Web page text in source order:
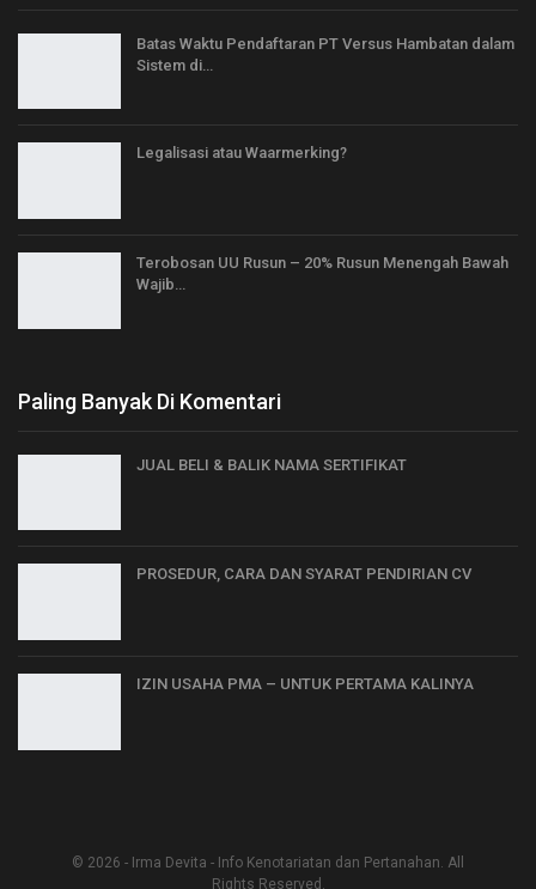
Batas Waktu Pendaftaran PT Versus Hambatan dalam
Sistem di…
Legalisasi atau Waarmerking?
Terobosan UU Rusun – 20% Rusun Menengah Bawah
Wajib…
Paling Banyak Di Komentari
JUAL BELI & BALIK NAMA SERTIFIKAT
PROSEDUR, CARA DAN SYARAT PENDIRIAN CV
IZIN USAHA PMA – UNTUK PERTAMA KALINYA
© 2026 - Irma Devita - Info Kenotariatan dan Pertanahan. All
Rights Reserved.